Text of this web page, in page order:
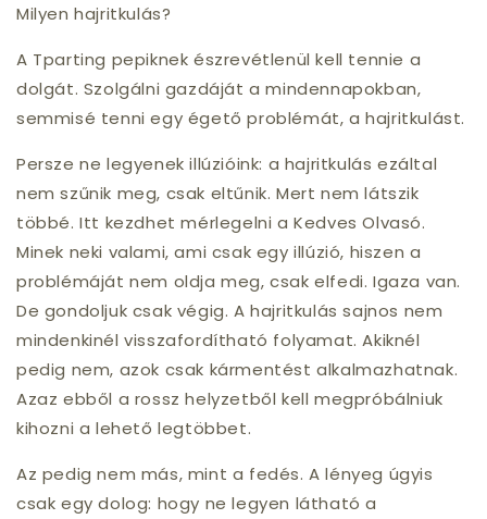
Milyen hajritkulás?
A Tparting pepiknek észrevétlenül kell tennie a
dolgát. Szolgálni gazdáját a mindennapokban,
semmisé tenni egy égető problémát, a hajritkulást.
Persze ne legyenek illúzióink: a hajritkulás ezáltal
nem szűnik meg, csak eltűnik. Mert nem látszik
többé. Itt kezdhet mérlegelni a Kedves Olvasó.
Minek neki valami, ami csak egy illúzió, hiszen a
problémáját nem oldja meg, csak elfedi. Igaza van.
De gondoljuk csak végig. A hajritkulás sajnos nem
mindenkinél visszafordítható folyamat. Akiknél
pedig nem, azok csak kármentést alkalmazhatnak.
Azaz ebből a rossz helyzetből kell megpróbálniuk
kihozni a lehető legtöbbet.
Az pedig nem más, mint a fedés. A lényeg úgyis
csak egy dolog: hogy ne legyen látható a